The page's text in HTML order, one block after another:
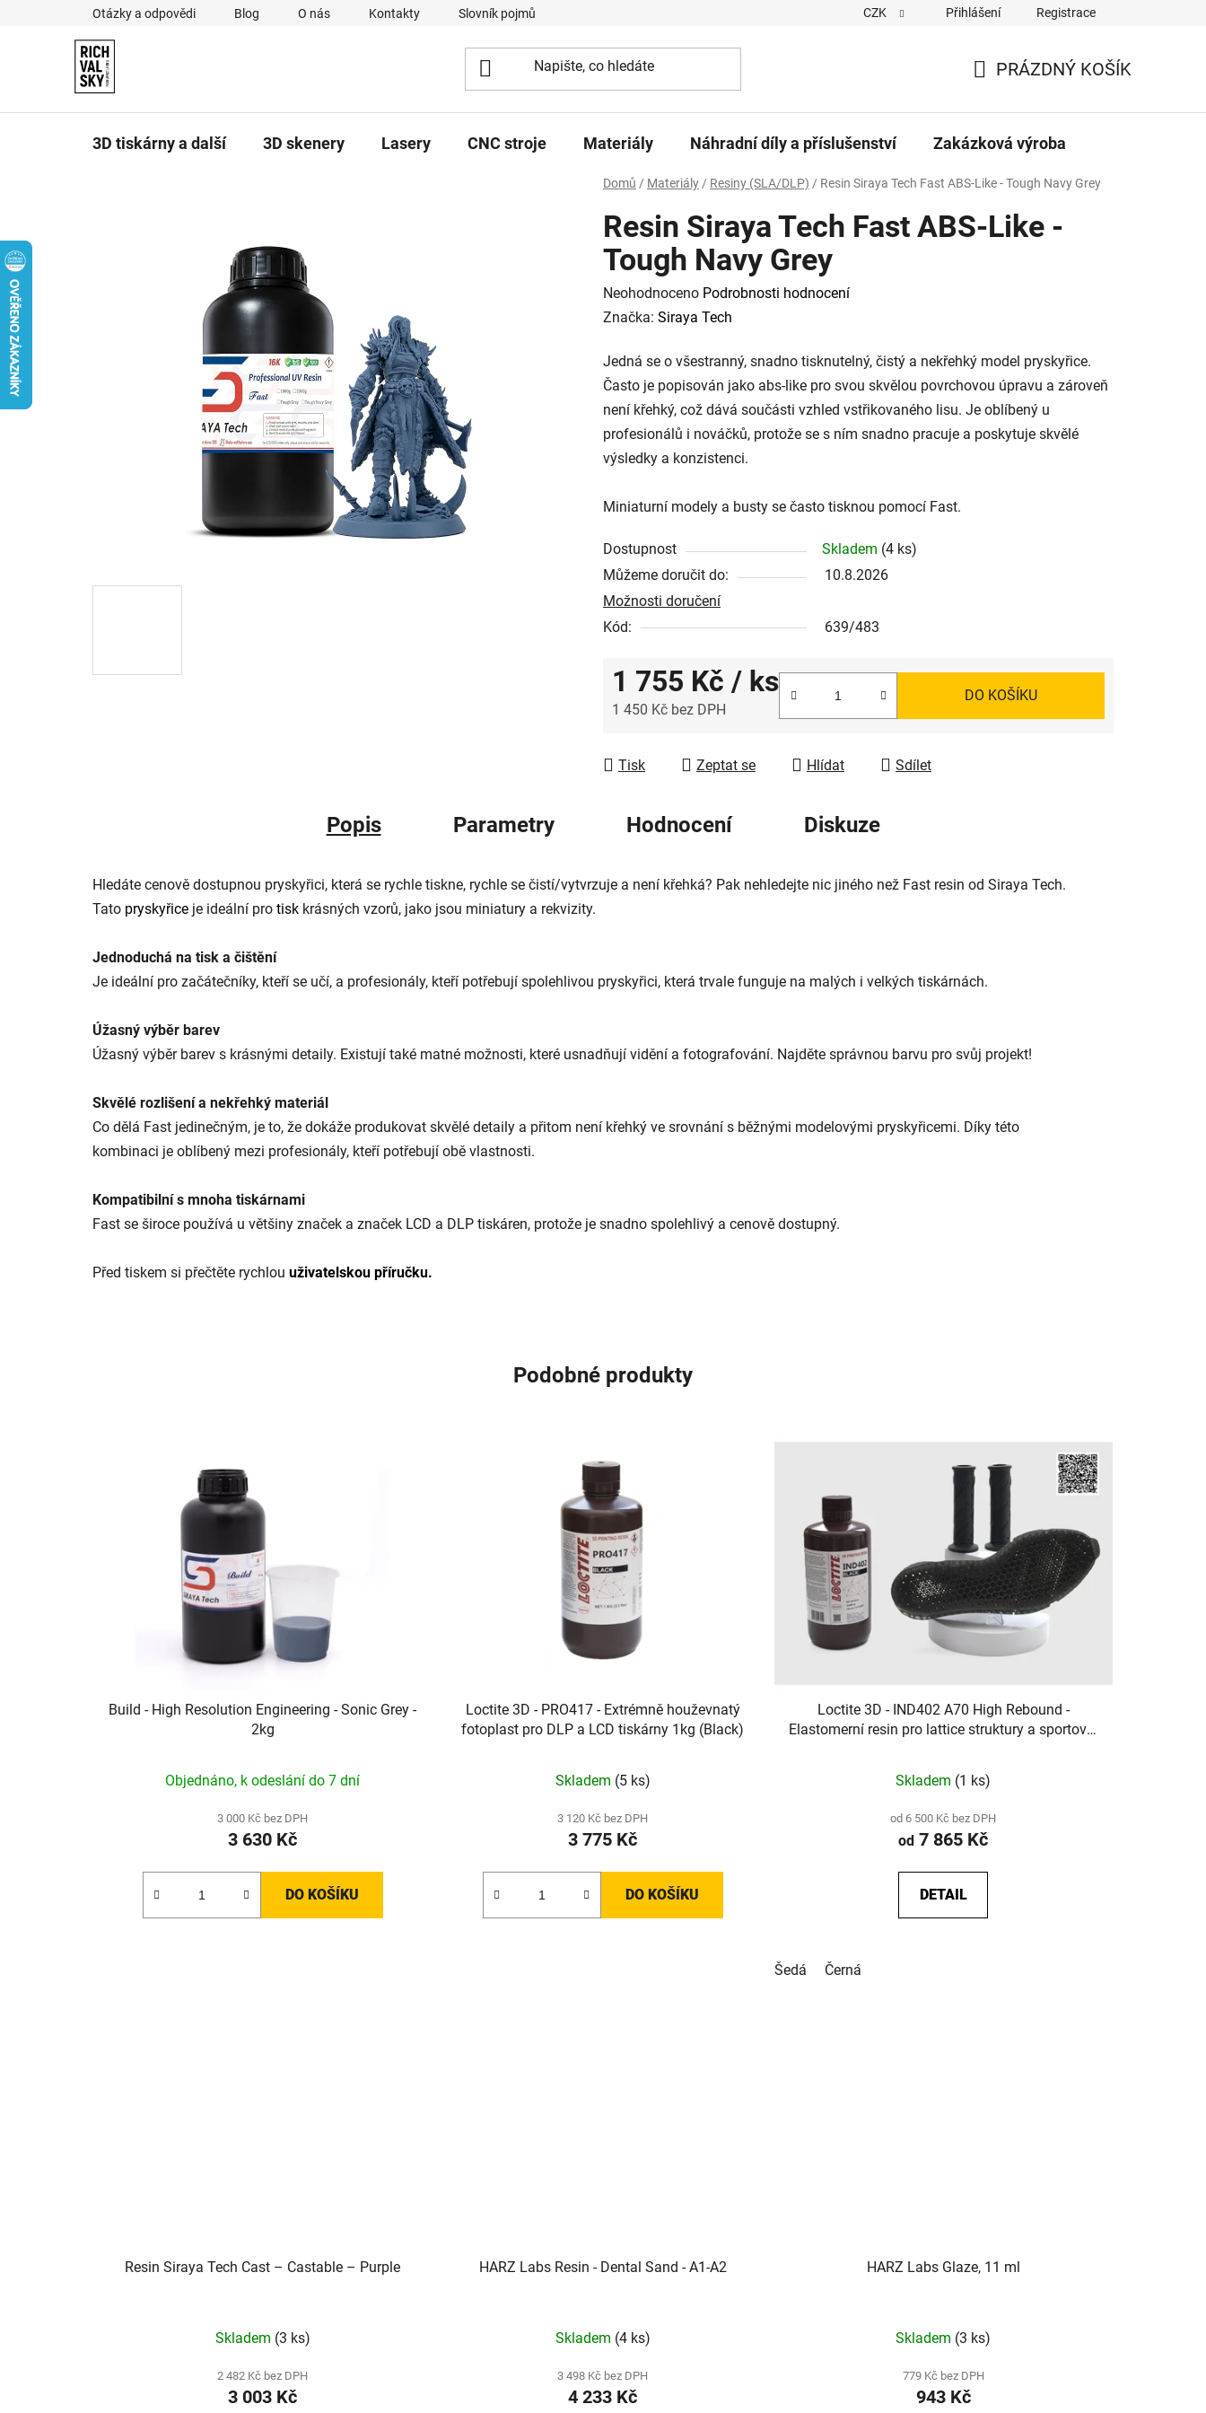
Otázky a odpovědi Blog O nás Kontakty Slovník pojmů CZK Přihlášení Registrace
KOŠÍK
PRÁZDNÝ KOŠÍK
3D tiskárny a další 3D skenery Lasery CNC stroje Materiály Náhradní díly a příslušenství Zakázková výroba
Domů / Materiály / Resiny (SLA/DLP) / Resin Siraya Tech Fast ABS-Like - Tough Navy Grey
Resin Siraya Tech Fast ABS-Like -
Tough Navy Grey
Průměrné
hodnocení
je
0,0
z
5
hvězdiček.
Neohodnoceno Podrobnosti hodnocení
Značka: Siraya Tech
Jedná se o všestranný, snadno tisknutelný, čistý a nekřehký model pryskyřice.
Často je popisován jako abs-like pro svou skvělou povrchovou úpravu a zároveň
není křehký, což dává součásti vzhled vstřikovaného lisu. Je oblíbený u
profesionálů i nováčků, protože se s ním snadno pracuje a poskytuje skvělé
výsledky a konzistenci.
Miniaturní modely a busty se často tisknou pomocí Fast.
Dostupnost Skladem (4 ks)
Můžeme doručit do:
10.8.2026
Možnosti doručení
Kód:
639/483
1 755 Kč / ks
1 450 Kč bez DPH
DO KOŠÍKU
Tisk Zeptat se Hlídat Sdílet
Popis Parametry Hodnocení Diskuze
Hledáte cenově dostupnou pryskyřici, která se rychle tiskne, rychle se čistí/vytvrzuje a není křehká? Pak nehledejte nic jiného než Fast resin od Siraya Tech.
Tato pryskyřice je ideální pro tisk krásných vzorů, jako jsou miniatury a rekvizity.
Jednoduchá na tisk a čištění
Je ideální pro začátečníky, kteří se učí, a profesionály, kteří potřebují spolehlivou pryskyřici, která trvale funguje na malých i velkých tiskárnách.
Úžasný výběr barev
Úžasný výběr barev s krásnými detaily. Existují také matné možnosti, které usnadňují vidění a fotografování. Najděte správnou barvu pro svůj projekt!
Skvělé rozlišení a nekřehký materiál
Co dělá Fast jedinečným, je to, že dokáže produkovat skvělé detaily a přitom není křehký ve srovnání s běžnými modelovými pryskyřicemi. Díky této
kombinaci je oblíbený mezi profesionály, kteří potřebují obě vlastnosti.
Kompatibilní s mnoha tiskárnami
Fast se široce používá u většiny značek a značek LCD a DLP tiskáren, protože je snadno spolehlivý a cenově dostupný.
Před tiskem si přečtěte rychlou uživatelskou příručku.
Podobné produkty
Build - High Resolution Engineering - Sonic Grey -
2kg
Objednáno, k odeslání do 7 dní
3 000 Kč bez DPH
3 630 Kč
DO KOŠÍKU
Loctite 3D - PRO417 - Extrémně houževnatý
fotoplast pro DLP a LCD tiskárny 1kg (Black)
Skladem (5 ks)
3 120 Kč bez DPH
3 775 Kč
DO KOŠÍKU
Loctite 3D - IND402 A70 High Rebound -
Elastomerní resin pro lattice struktury a sportovní
Skladem (1 ks)
od 6 500 Kč bez DPH
od 7 865 Kč
DETAIL
Šedá Černá
Resin Siraya Tech Cast – Castable – Purple
Skladem (3 ks)
2 482 Kč bez DPH
3 003 Kč
HARZ Labs Resin - Dental Sand - A1-A2
Skladem (4 ks)
3 498 Kč bez DPH
4 233 Kč
HARZ Labs Glaze, 11 ml
Skladem (3 ks)
779 Kč bez DPH
943 Kč